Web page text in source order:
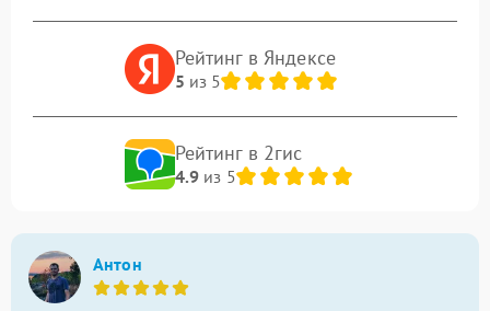
Рейтинг в Яндексе
5 из 5
Рейтинг в 2гис
4.9из 5
Антон